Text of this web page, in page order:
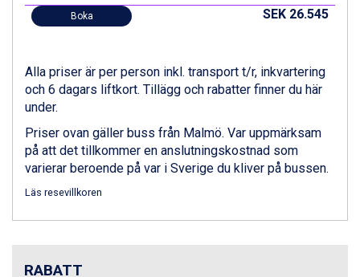
Wagrain från 7.095 kr.
Val Thorens från 8.395 kr.
Canazei från 7.195 kr.
Livigno från 5.595 kr.
Ponte di Legno från 7.395 kr.
Sauze dOulx från 6.145 kr.
Alleghe från 8.545 kr.
Bad Gastein från 6.295 kr.
Arabba från 11.045 kr.
Cervinia från 8.245 kr.
Saalbach från 9.445 kr.
Boka SEK 26.545
Alla priser är per person inkl. transport t/r, inkvartering
och 6 dagars liftkort. Tillägg och rabatter finner du här
under.
Priser ovan gäller buss från Malmö. Var uppmärksam
på att det tillkommer en anslutningskostnad som
varierar beroende på var i Sverige du kliver på bussen.
Läs resevillkoren
RABATT